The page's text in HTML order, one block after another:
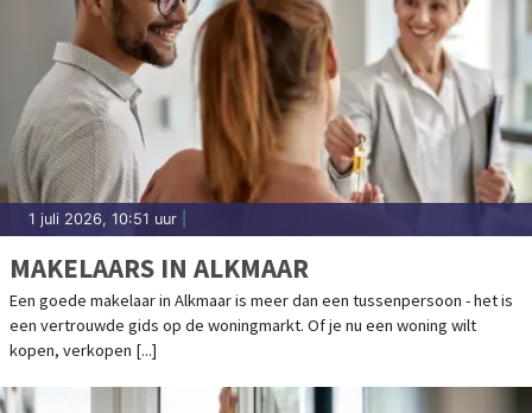
1 juli 2026, 10:51 uur
MAKELAARS IN ALKMAAR
Een goede makelaar in Alkmaar is meer dan een tussenpersoon - het is
een vertrouwde gids op de woningmarkt. Of je nu een woning wilt
kopen, verkopen [...]